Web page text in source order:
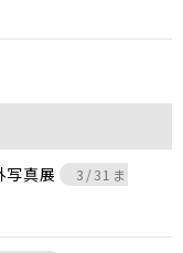
写真展
3/31ま